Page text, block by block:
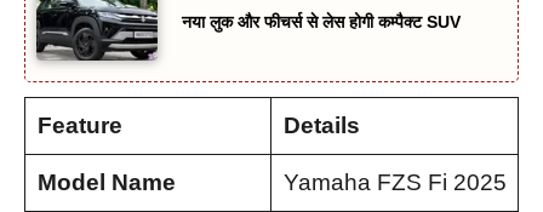
नया लुक और फीचर्स से लेस होगी कम्पैक्ट SUV
Feature Details
Model Name Yamaha FZS Fi 2025